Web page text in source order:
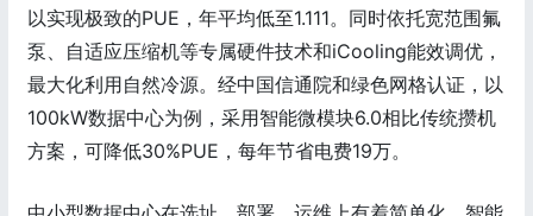
以实现极致的PUE，年平均低至1.111。同时依托宽范围氟
泵、自适应压缩机等专属硬件技术和iCooling能效调优，
最大化利用自然冷源。经中国信通院和绿色网格认证，以
100kW数据中心为例，采用智能微模块6.0相比传统攒机
方案，可降低30%PUE，每年节省电费19万。